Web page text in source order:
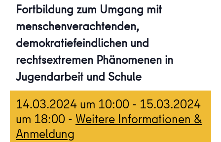
Fortbildung zum Umgang mit
menschenverachtenden,
demokratiefeindlichen und
rechtsextremen Phänomenen in
Jugendarbeit und Schule
14.03.2024 um 10:00 - 15.03.2024
um 18:00 - Weitere Informationen &
Anmeldung